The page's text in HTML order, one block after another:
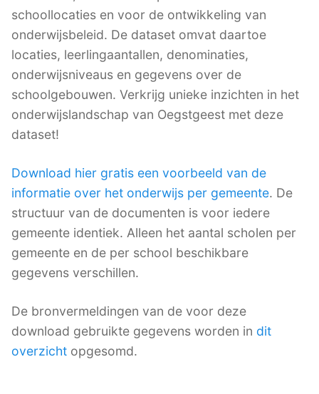
schoollocaties en voor de ontwikkeling van
onderwijsbeleid. De dataset omvat daartoe
locaties, leerlingaantallen, denominaties,
onderwijsniveaus en gegevens over de
schoolgebouwen. Verkrijg unieke inzichten in het
onderwijslandschap van Oegstgeest met deze
dataset!
Download hier gratis een voorbeeld van de
informatie over het onderwijs per gemeente. De
structuur van de documenten is voor iedere
gemeente identiek. Alleen het aantal scholen per
gemeente en de per school beschikbare
gegevens verschillen.
De bronvermeldingen van de voor deze
download gebruikte gegevens worden in dit
overzicht opgesomd.